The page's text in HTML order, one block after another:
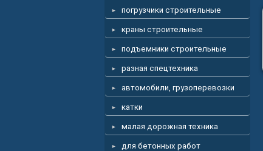
погрузчики строительные
краны строительные
подъемники строительные
разная спецтехника
автомобили, грузоперевозки
катки
малая дорожная техника
для бетонных работ